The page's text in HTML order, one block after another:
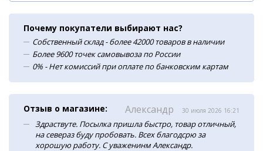
Почему покупатели выбирают нас?
Собственный склад - более 42000 товаров в наличии
Более 9600 точек самовывоза по России
0% - Нет комиссий при оплате по банковским картам
Отзыв о магазине: Александр 30 июля 2026 16:21
Здраствуте. Посылка пришла быстро, товар отличный,
на севераз буду пробовать. Всех благодсрю за
хорошую работу. С уваженинм Александр.